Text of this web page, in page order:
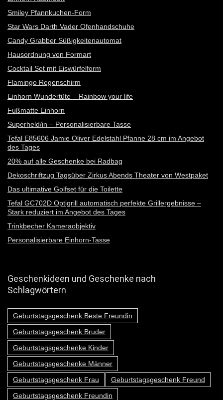
Smiley Pfannkuchen-Form
Star Wars Darth Vader Ofenhandschuhe
Candy Grabber Süßigkeitenautomat
Hausordnung von Formart
Cocktail Set mit Eiswürfelform
Flamingo Regenschirm
Einhorn Wundertüte – Rainbow your life
Fußmatte Einhorn
Superheld/in – Personalisierbare Tasse
Tefal E85606 Jamie Oliver Edelstahl Pfanne 28 cm im Angebot
des Tages
20% auf alle Geschenke bei Radbag
Dekoschriftzug Tagsüber Zirkus Abends Theater von Westpaket
Das ultimative Golfset für die Toilette
Tefal GC702D Optigrill automatisch perfekte Grillergebnisse –
Stark reduziert im Angebot des Tages
Trinkbecher Kameraobjektiv
Personalisierbare Einhorn-Tasse
Geschenkideen und Geschenke nach
Schlagwörtern
Geburtstagsgeschenk Beste Freundin
Geburtstagsgeschenk Bruder
Geburtstagsgeschenke Kinder
Geburtstagsgeschenke Männer
Geburtstagsgeschenk Frau
Geburtstagsgeschenk Freund
Geburtstagsgeschenk Freundin